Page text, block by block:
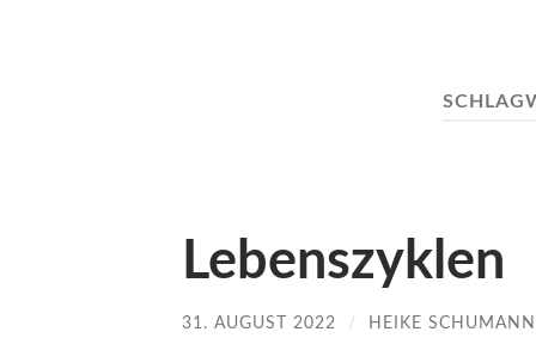
Lebenszyklen
31. AUGUST 2022 / HEIKE SCHUMANN